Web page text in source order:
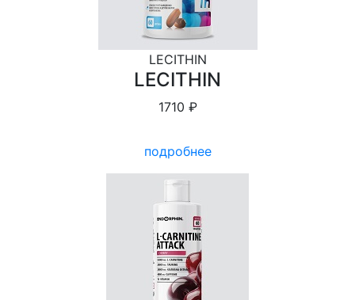
LECITHIN
LECITHIN
1710 ₽
подробнее